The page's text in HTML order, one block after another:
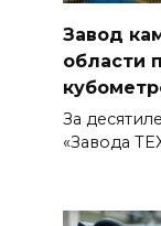
Завод
области
За
«Завода